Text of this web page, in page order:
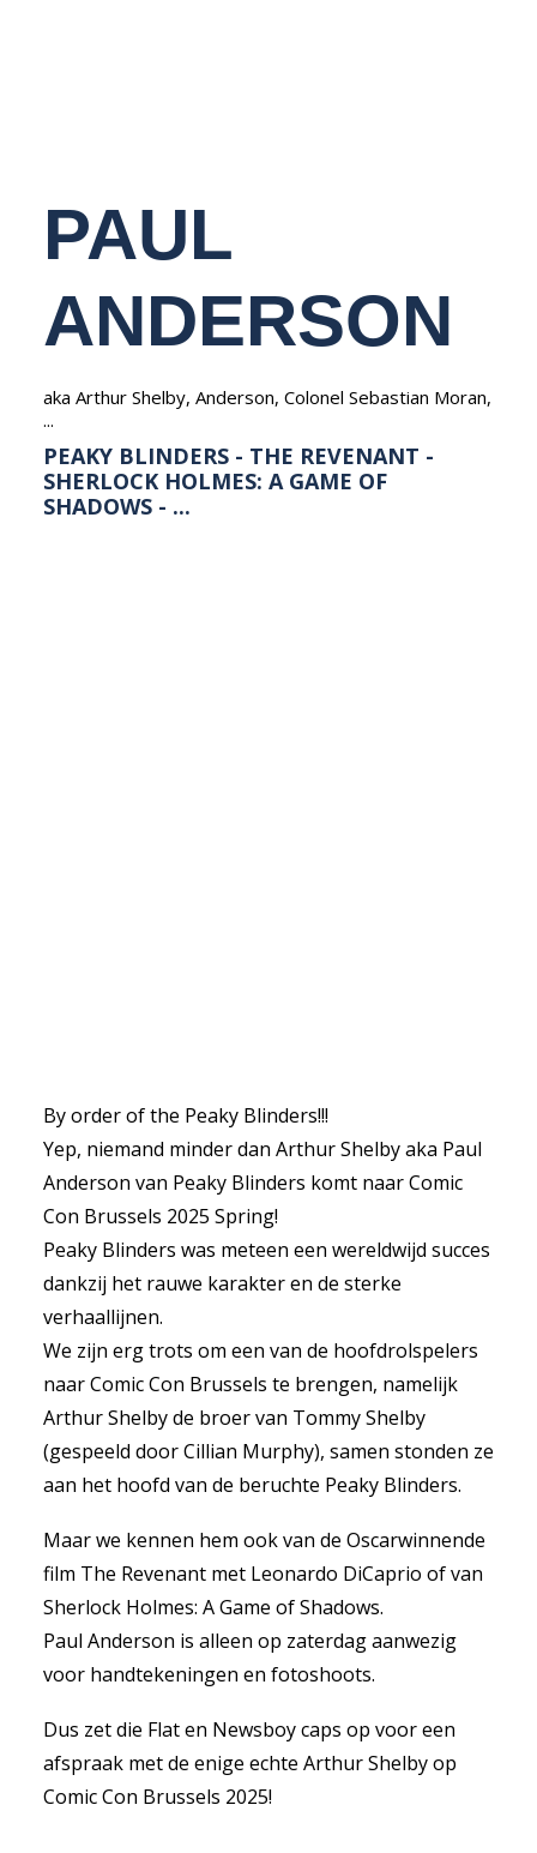
PAUL
ANDERSON
aka Arthur Shelby, Anderson, Colonel Sebastian Moran,
...
PEAKY BLINDERS - THE REVENANT -
SHERLOCK HOLMES: A GAME OF
SHADOWS - ...
By order of the Peaky Blinders!!!
Yep, niemand minder dan Arthur Shelby aka Paul
Anderson van Peaky Blinders komt naar Comic
Con Brussels 2025 Spring!
Peaky Blinders was meteen een wereldwijd succes
dankzij het rauwe karakter en de sterke
verhaallijnen.
We zijn erg trots om een van de hoofdrolspelers
naar Comic Con Brussels te brengen, namelijk
Arthur Shelby de broer van Tommy Shelby
(gespeeld door Cillian Murphy), samen stonden ze
aan het hoofd van de beruchte Peaky Blinders.
Maar we kennen hem ook van de Oscarwinnende
film The Revenant met Leonardo DiCaprio of van
Sherlock Holmes: A Game of Shadows.
Paul Anderson is alleen op zaterdag aanwezig
voor handtekeningen en fotoshoots.
Dus zet die Flat en Newsboy caps op voor een
afspraak met de enige echte Arthur Shelby op
Comic Con Brussels 2025!